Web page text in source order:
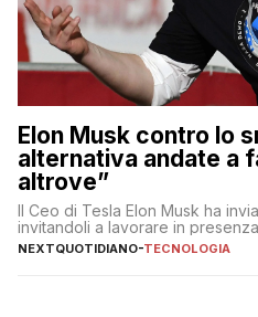
Elon Musk contro lo
alternativa andate a
altrove”
Il Ceo di Tesla Elon Musk ha
invitandoli a lavorare in
NEXTQUOTIDIANO-TECNOLOGIA